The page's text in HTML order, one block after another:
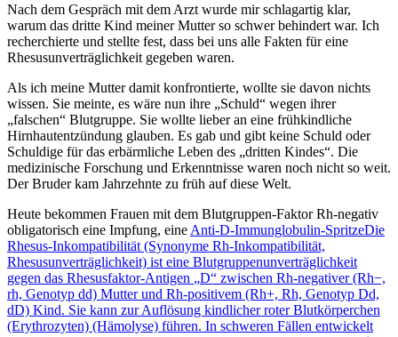
Nach dem Gespräch mit dem Arzt wurde mir schlagartig klar,
warum das dritte Kind meiner Mutter so schwer behindert war. Ich
recherchierte und stellte fest, dass bei uns alle Fakten für eine
Rhesusunverträglichkeit gegeben waren.
Als ich meine Mutter damit konfrontierte, wollte sie davon nichts
wissen. Sie meinte, es wäre nun ihre
Schuld
wegen ihrer
falschen
Blutgruppe. Sie wollte lieber an eine frühkindliche
Hirnhautentzündung glauben. Es gab und gibt keine Schuld oder
Schuldige für das erbärmliche Leben des
dritten Kindes . Die
medizinische Forschung und Erkenntnisse waren noch nicht so weit.
Der Bruder kam Jahrzehnte zu früh auf diese Welt.
Heute bekommen Frauen mit dem Blutgruppen-Faktor Rh-negativ
obligatorisch eine Impfung, eine Anti-D-Immunglobulin-SpritzeDie
Rhesus-Inkompatibilität (Synonyme Rh-Inkompatibilität,
Rhesusunverträglichkeit) ist eine Blutgruppenunverträglichkeit
gegen das Rhesusfaktor-Antigen
D
zwischen Rh-negativer (Rh−,
rh, Genotyp dd) Mutter und Rh-positivem (Rh+, Rh, Genotyp Dd,
dD) Kind. Sie kann zur Auflösung kindlicher roter Blutkörperchen
(Erythrozyten) (Hämolyse) führen. In schweren Fällen entwickelt